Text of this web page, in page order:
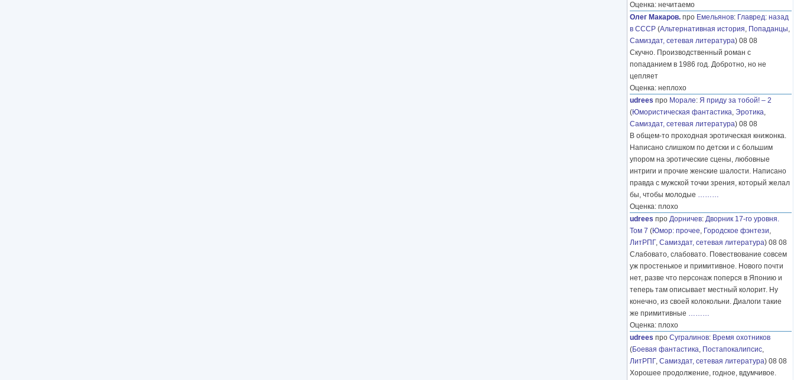
Оценка: нечитаемо
Олег Макаров. про Емельянов: Главред: назад
в СССР (Альтернативная история, Попаданцы,
Самиздат, сетевая литература) 08 08
Скучно. Производственный роман с
попаданием в 1986 год. Добротно, но не
цепляет
Оценка: неплохо
udrees про Морале: Я приду за тобой! – 2
(Юмористическая фантастика, Эротика,
Самиздат, сетевая литература) 08 08
В общем-то проходная эротическая книжонка.
Написано слишком по детски и с большим
упором на эротические сцены, любовные
интриги и прочие женские шалости. Написано
правда с мужской точки зрения, который желал
бы, чтобы молодые ………
Оценка: плохо
udrees про Дорничев: Дворник 17-го уровня.
Том 7 (Юмор: прочее, Городское фэнтези,
ЛитРПГ, Самиздат, сетевая литература) 08 08
Слабовато, слабовато. Повествование совсем
уж простенькое и примитивное. Нового почти
нет, разве что персонаж поперся в Японию и
теперь там описывает местный колорит. Ну
конечно, из своей колокольни. Диалоги такие
же примитивные ………
Оценка: плохо
udrees про Сугралинов: Время охотников
(Боевая фантастика, Постапокалипсис,
ЛитРПГ, Самиздат, сетевая литература) 08 08
Хорошее продолжение, годное, вдумчивое.